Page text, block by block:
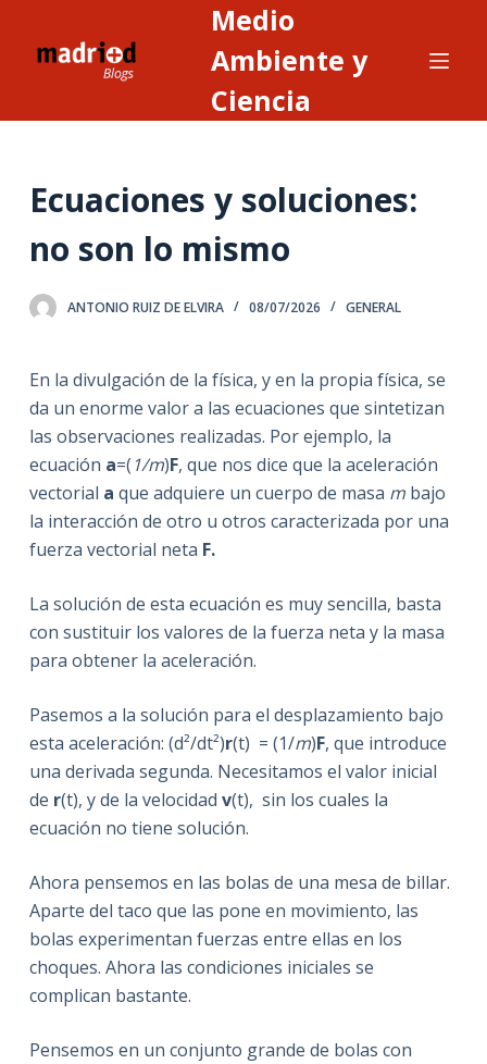
n
n
d
o
Medio
Ambiente y
Ciencia
Ecuaciones y soluciones:
no son lo mismo
ANTONIO RUIZ DE ELVIRA 08/07/2026 GENERAL
En la divulgación de la física, y en la propia física, se
da un enorme valor a las ecuaciones que sintetizan
las observaciones realizadas. Por ejemplo, la
ecuación a=( 1/m)F, que nos dice que la aceleración
vectorial a que adquiere un cuerpo de masa mbajo
la interacción de otro u otros caracterizada por una
fuerza vectorial neta F.
La solución de esta ecuación es muy sencilla, basta
con sustituir los valores de la fuerza neta y la masa
para obtener la aceleración.
Pasemos a la solución para el desplazamiento bajo
esta aceleración: (d²/dt²)r(t) = (1/m)F, que introduce
una derivada segunda. Necesitamos el valor inicial
de r(t), y de la velocidad v(t), sin los cuales la
ecuación no tiene solución.
Ahora pensemos en las bolas de una mesa de billar.
Aparte del taco que las pone en movimiento, las
bolas experimentan fuerzas entre ellas en los
choques. Ahora las condiciones iniciales se
complican bastante.
Pensemos en un conjunto grande de bolas con